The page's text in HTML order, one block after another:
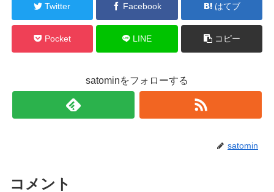
Twitter Facebook はてブ
Pocket LINE コピー
satominをフォローする
satomin
コメント